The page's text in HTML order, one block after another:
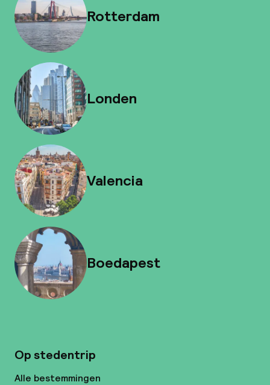
Rotterdam
Londen
Valencia
Boedapest
Op stedentrip
Alle bestemmingen